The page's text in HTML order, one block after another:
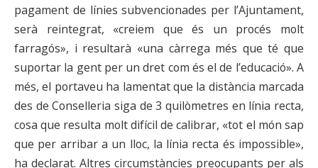
pagament de línies subvencionades per l’Ajuntament,
serà reintegrat, «creiem que és un procés molt
farragós», i resultarà «una càrrega més que té que
suportar la gent per un dret com és el de l’educació». A
més, el portaveu ha lamentat que la distància marcada
des de Conselleria siga de 3 quilòmetres en línia recta,
cosa que resulta molt difícil de calibrar, «tot el món sap
que per arribar a un lloc, la línia recta és impossible»,
ha declarat. Altres circumstàncies preocupants per als